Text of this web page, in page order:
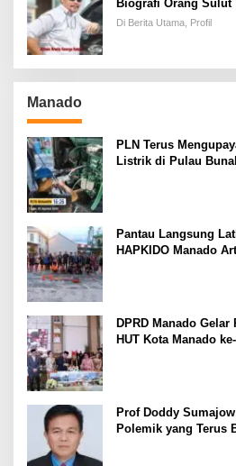
Biografi Orang Sulut
Di Berita Utama, Profil
Manado
PLN Terus
Listrik di Pulau
Pantau Langsung
HAPKIDO Manado
DPRD Manado
HUT Kota Manado
Prof Doddy
Polemik yang Terus